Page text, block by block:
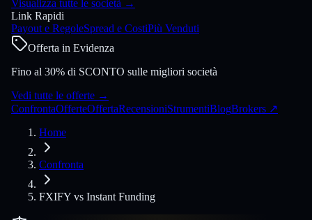
Visualizza tutte le società →
Link Rapidi
Payout e RegoleSpread e CostiPiù Venduti
Offerta in Evidenza
Fino al 30% di SCONTO sulle migliori società
Vedi tutte le offerte →
ConfrontaOfferteOffertaRecensioniStrumentiBlogBrokers ↗
Home
Confronta
FXIFY vs Instant Funding